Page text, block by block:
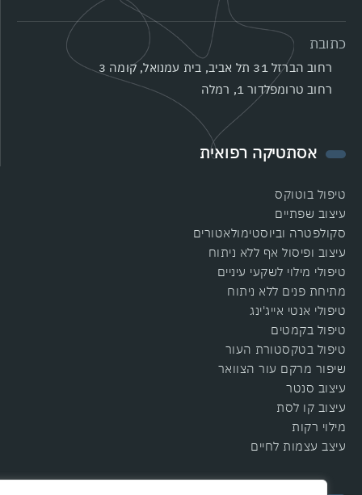
כתובת
רחוב הברזל 31 תל אביב, בית עמנואל, קומה 3
רחוב טרומפלדור 1, רמלה
אסתטיקה רפואית​
טיפול בוטוקס
עיצוב שפתיים
סקולפטרה וביוסטימולאטורים
עיצוב ופיסול אף ללא ניתוח
טיפולי מילוי לשקעי עיניים
מתיחת פנים ללא ניתוח
טיפולי אנטי אייג'ינג
טיפול בקמטים
טיפול בטקסטורת העור
שיפור מרקם עור הצוואר
עיצוב סנטר
עיצוב קו לסת
מילוי רקות
עיצב עצמות לחיים